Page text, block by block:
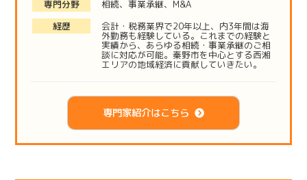
専門分野
相続、事業承継、M&A
経歴
会計・税務業界で20年以上、内3年間は海
外勤務も経験している。これまでの経験と
実績から、あらゆる相続・事業承継のご相
談に対応が可能。秦野市を中心とする西湘
エリアの地域経済に貢献していきたい。
専門家紹介はこちら